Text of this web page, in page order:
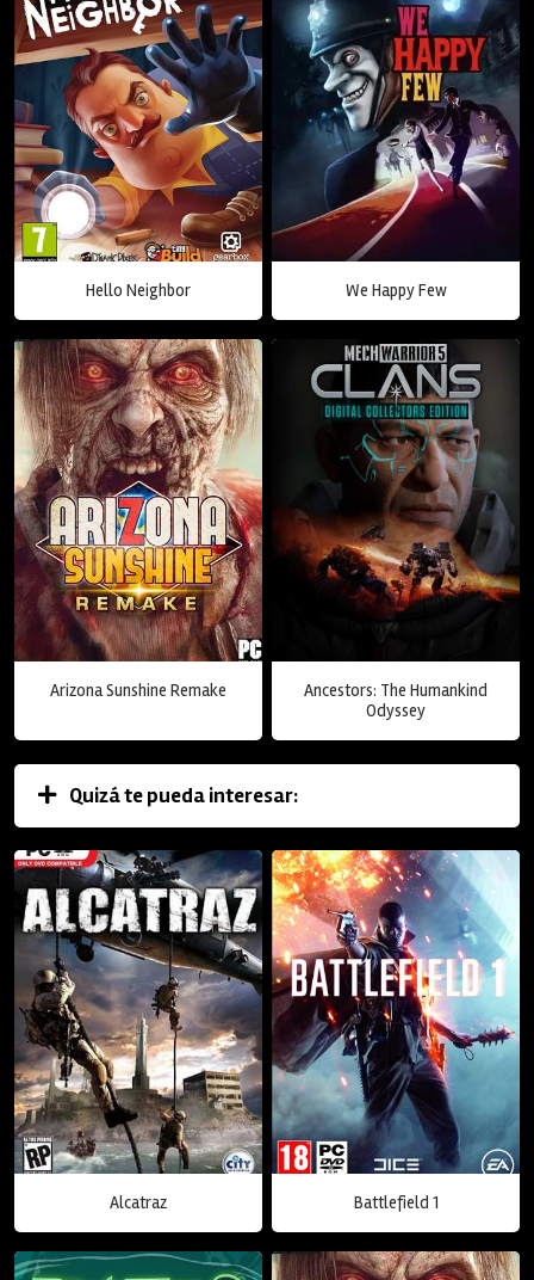
Hello Neighbor We Happy Few
Arizona Sunshine Remake
Ancestors: The Humankind
Odyssey
Quizá te pueda interesar:
Alcatraz Battlefield 1